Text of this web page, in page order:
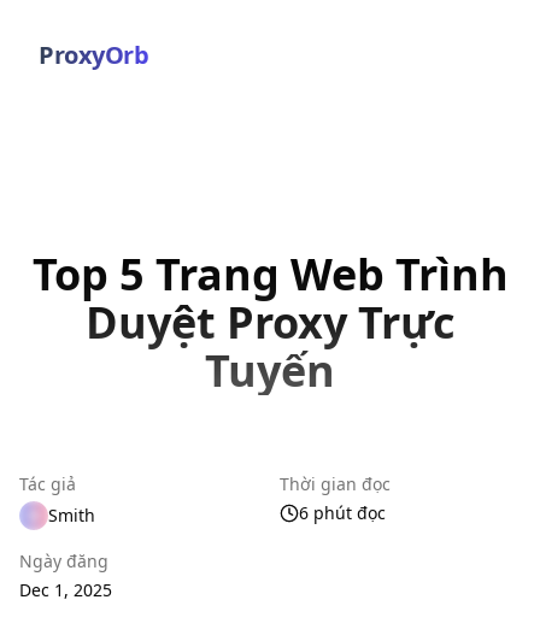
ProxyOrb
Top 5 Trang Web Trình
Duyệt Proxy Trực
Tuyến
Tác giả
Smith
Thời gian đọc
6 phút đọc
Ngày đăng
Dec 1, 2025